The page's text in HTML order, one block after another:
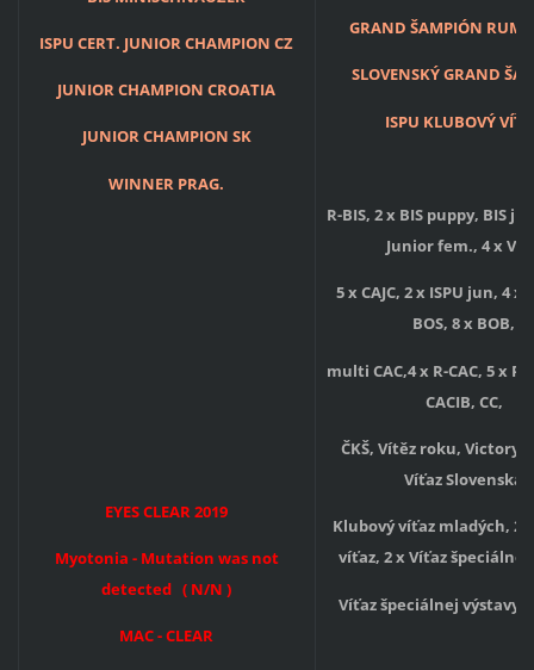
ISPU CERT. JUNIOR CHAMPION CZ
JUNIOR CHAMPION CROATIA
JUNIOR CHAMPION SK
WINNER PRAG.
EYES CLEAR 2019
Myotonia - Mutation was not
detected ( N/N )
MAC - CLEAR
GRAND ŠAMPIÓN
SLOVENSKÝ GRAND
ISPU KLUBOVÝ
R-BIS, 2 x BIS puppy, BIS
Junior fem., 4 x
5 x CAJC, 2 x ISPU jun, 4 x
BOS, 8 x BOB,
multi CAC,4 x R-CAC, 5 x R-
CACIB, CC,
ČKŠ, Vítěz roku, Victory
Víťaz Slovenska
Klubový víťaz mladých, 2
víťaz, 2 x Víťaz špeciálnej
Víťaz špeciálnej výstavy